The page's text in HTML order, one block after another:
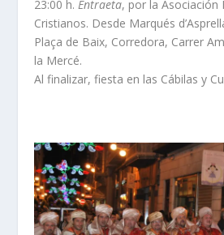
23:00 h. Entraeta, por la
Cristianos. Desde Marqués
Plaça de Baix, Corredora, Carrer
la Mercé.
Al finalizar, fiesta en las Cábilas y